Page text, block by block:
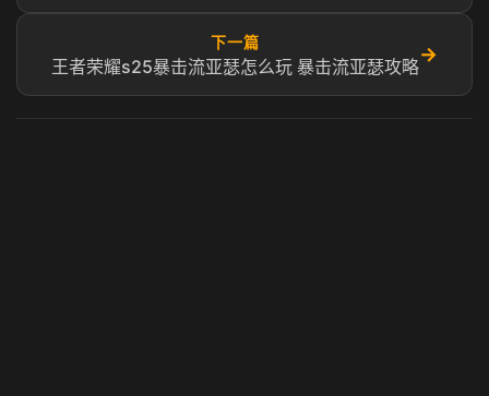
下一篇
王者荣耀s25暴击流亚瑟怎么玩 暴击流亚瑟攻略
→